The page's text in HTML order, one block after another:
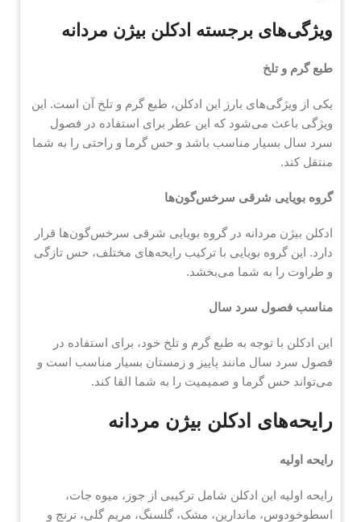
ویژگی‌های برجسته ادکلن بیژن مردانه
طبع گرم و تلخ
یکی از ویژگی‌های بارز این ادکلن، طبع گرم و تلخ آن است. این
ویژگی باعث می‌شود که این عطر برای استفاده در فصول
سرد سال بسیار مناسب باشد و حس گرما و راحتی را به شما
منتقل کند.
گروه بویایی شرقی سرخس‌گون‌ها
ادکلن بیژن مردانه در گروه بویایی شرقی سرخس‌گون‌ها قرار
دارد. این گروه بویایی با ترکیب رایحه‌های مختلف، حس تازگی
و طراوت را به شما می‌بخشد.
مناسب فصول سرد سال
این ادکلن با توجه به طبع گرم و تلخ خود، برای استفاده در
فصول سرد سال مانند پاییز و زمستان بسیار مناسب است و
می‌تواند حس گرما و صمیمیت را به شما القا کند.
رایحه‌های ادکلن بیژن مردانه
رایحه اولیه
رایحه اولیه این ادکلن شامل ترکیبی از جوز، میوه جات،
اسطوخودوس، ماندارین، مشک، گلسنگ، مریم گلی، ترنج و